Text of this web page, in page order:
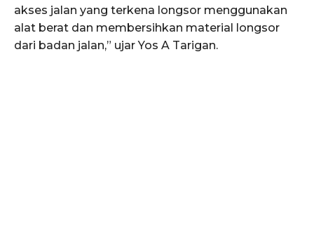
akses jalan yang terkena longsor menggunakan
alat berat dan membersihkan material longsor
dari badan jalan,” ujar Yos A Tarigan.